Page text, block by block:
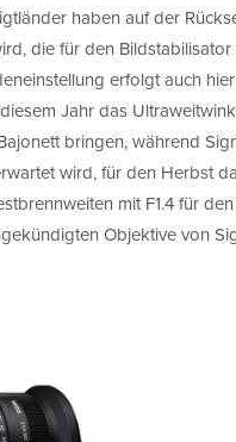
haben auf der
die für den
erfolgt auch
Jahr das
bringen, während
wird, für den Herbst
mit F1.4 für
Objektive von